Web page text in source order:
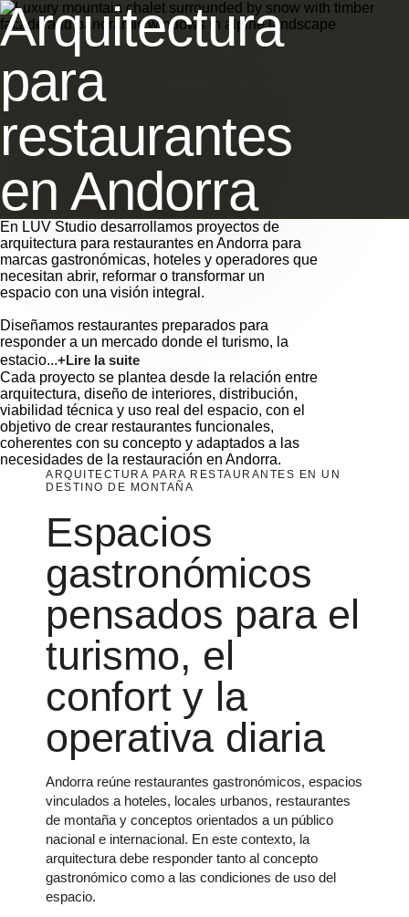
Arquitectura
para
restaurantes
en Andorra
En LUV Studio desarrollamos proyectos de
arquitectura para restaurantes en Andorra para
marcas gastronómicas, hoteles y operadores que
necesitan abrir, reformar o transformar un
espacio con una visión integral.
Diseñamos restaurantes preparados para
responder a un mercado donde el turismo, la
estacio...+Lire la suite
Cada proyecto se plantea desde la relación entre
arquitectura, diseño de interiores, distribución,
viabilidad técnica y uso real del espacio, con el
objetivo de crear restaurantes funcionales,
coherentes con su concepto y adaptados a las
necesidades de la restauración en Andorra.
ARQUITECTURA PARA RESTAURANTES EN UN
DESTINO DE MONTAÑA
Espacios
gastronómicos
pensados para el
turismo, el
confort y la
operativa diaria
Andorra reúne restaurantes gastronómicos, espacios
vinculados a hoteles, locales urbanos, restaurantes
de montaña y conceptos orientados a un público
nacional e internacional. En este contexto, la
arquitectura debe responder tanto al concepto
gastronómico como a las condiciones de uso del
espacio.